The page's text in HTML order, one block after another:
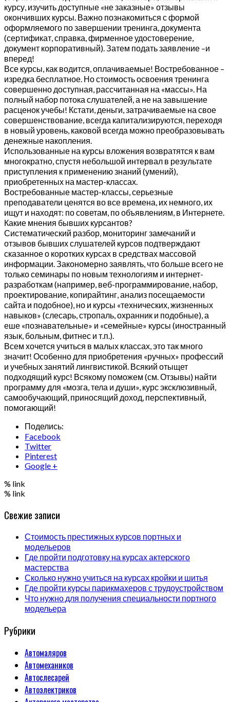
курсу, изучить доступные «не заказные» отзывы
окончивших курсы. Важно познакомиться с формой
оформляемого по завершении тренинга, документа
(сертификат, справка, фирменное удостоверение,
документ корпоративный). Затем подать заявление –и
вперед!
Все курсы, как водится, оплачиваемые! Востребованное –
изредка бесплатное. Но стоимость освоения тренинга
совершенно доступная, рассчитанная на «массы». На
полный набор потока слушателей, а не на завышение
расценок учебы! Кстати, деньги, затрачиваемые на свое
совершенствование, всегда капитализируются, переходя
в новый уровень, каковой всегда можно преобразовывать
денежные накопления.
Использованные на курсы вложения возвратятся к вам
многократно, спустя небольшой интервал в результате
приступления к применению знаний (умений),
приобретенных на мастер-классах.
Востребованные мастер-классы, серьезные
преподаватели ценятся во все времена, их немного, их
ищут и находят: по советам, по объявлениям, в Интернете.
Какие мнения бывших курсантов?
Систематический разбор, мониторинг замечаний и
отзывов бывших слушателей курсов подтверждают
сказанное о коротких курсах в средствах массовой
информации. Закономерно заявлять, что больше всего не
только семинары по новым технологиям и интернет-
разработкам (например, веб-программирование, набор,
проектирование, копирайтинг, анализ посещаемости
сайта и подобное), но и курсы «технических, жизненных
навыков» (слесарь, стропаль, охранник и подобные), а
еше «познавательные» и «семейные» курсы (иностранный
язык, больным, фитнес и т.п.).
Всем хочется учиться в малых классах, это так много
значит! Особенно для приобретения «ручных» профессий
и учебных занятий лингвистикой. Всякий отыщет
подходящий курс! Всякому поможем (см. Отзывы) найти
программу для «мозга, тела и души», курс эксклюзивный,
самообучающий, приносящий доход, перспективный,
помогающий!
Поделись:
Facebook
Twitter
Pinterest
Google +
% link
% link
Свежие записи
Стоимость престижных курсов портных и
модельеров
Где пройти подготовку на курсах актерского
мастерства
Сколько нужно учиться на курсах кройки и шитья
Где пройти курсы парикмахеров с трудоустройством
Что нужно для получения специальности портного
модельера
Рубрики
Автомаляров
Автомехаников
Автослесарей
Автоэлектриков